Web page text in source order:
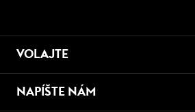
VOLAJTE
NAPÍŠTE NÁM